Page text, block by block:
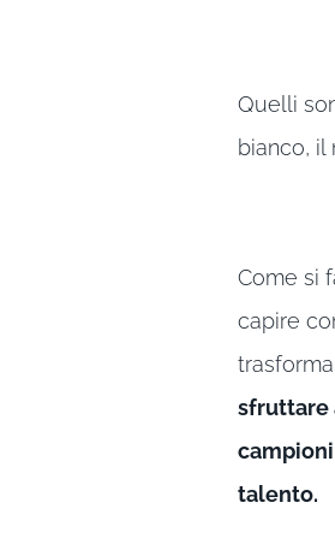
Quelli
bianco,
Come si
capire
sfruttare
talento.